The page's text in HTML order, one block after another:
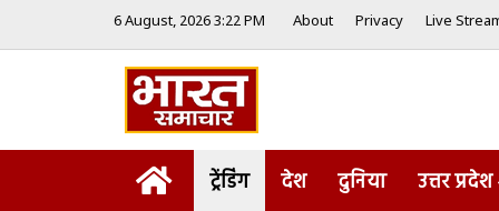
6 August, 2026 3:22 PM About Privacy Live
Homeट्रेंडिंग देश दुनिया उत्तर प्रदेश